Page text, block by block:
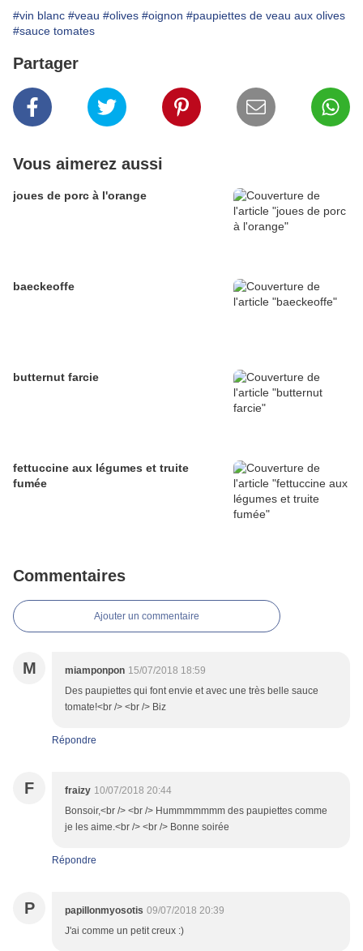
#vin blanc #veau #olives #oignon #paupiettes de veau aux olives
#sauce tomates
Partager
Vous aimerez aussi
joues de porc à l'orange
baeckeoffe
butternut farcie
fettuccine aux légumes et truite
fumée
Commentaires
Ajouter un commentaire
M miamponpon 15/07/2018 18:59
Des paupiettes qui font envie et avec une très belle sauce
tomate!<br /> <br /> Biz
Répondre
F fraizy 10/07/2018 20:44
Bonsoir,<br /> <br /> Hummmmmmm des paupiettes comme
je les aime.<br /> <br /> Bonne soirée
Répondre
P papillonmyosotis 09/07/2018 20:39
J'ai comme un petit creux :)